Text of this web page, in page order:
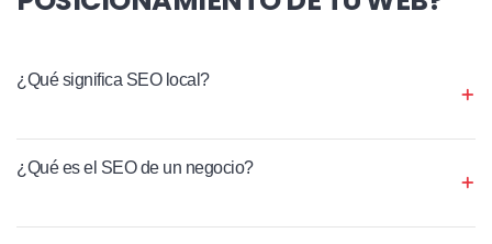
¿Qué significa SEO local?
¿Qué es el SEO de un negocio?